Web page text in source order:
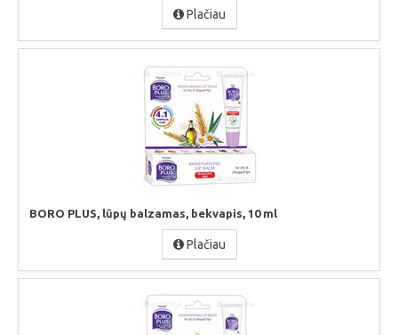
Plačiau
BORO PLUS, lūpų balzamas, bekvapis, 10 ml
Plačiau